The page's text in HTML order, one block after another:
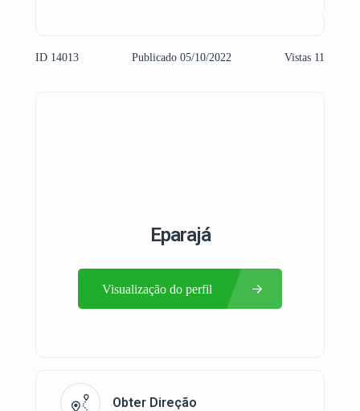
ID 14013 Publicado 05/10/2022 Vistas 11
Eparajá
Visualização do perfil
Obter Direção